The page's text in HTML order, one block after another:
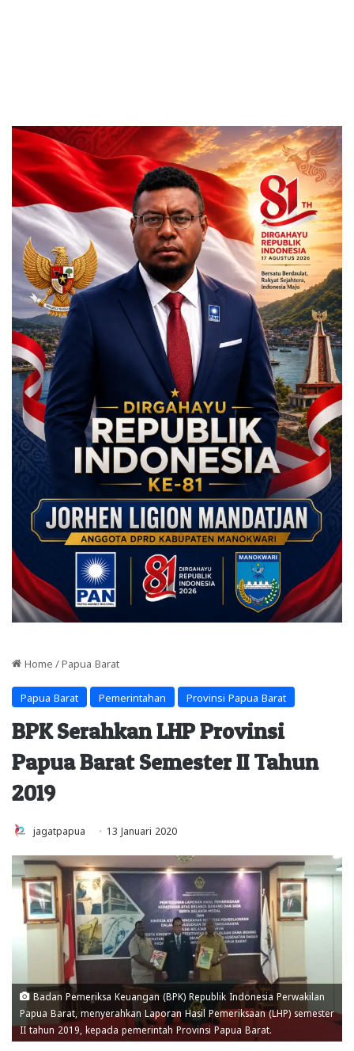
Home / Papua Barat
Papua Barat Pemerintahan Provinsi Papua Barat
BPK Serahkan LHP Provinsi
Papua Barat Semester II Tahun
2019
jagatpapua 13 Januari 2020
Badan Pemeriksa Keuangan (BPK) Republik Indonesia Perwakilan
Papua Barat, menyerahkan Laporan Hasil Pemeriksaan (LHP) semester
II tahun 2019, kepada pemerintah Provinsi Papua Barat.